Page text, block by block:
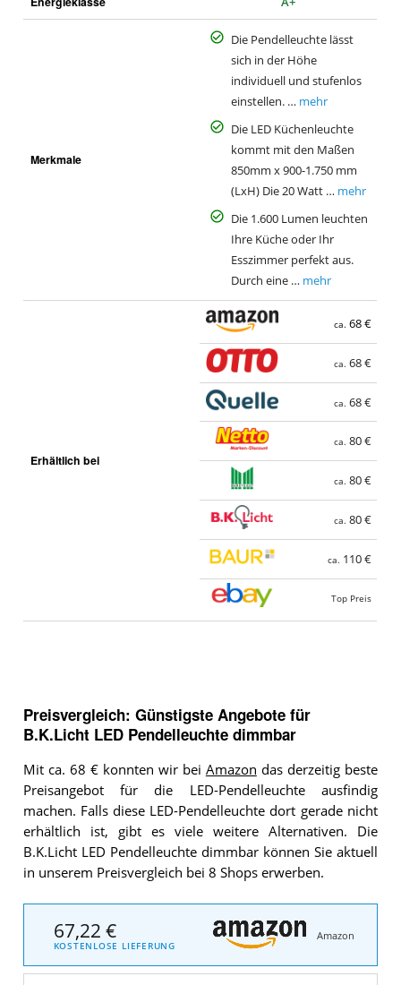
Merkmale
Die Pendelleuchte lässt
sich in der Höhe
individuell und stufenlos
einstellen. … mehr
Die LED Küchenleuchte
kommt mit den Maßen
850mm x 900-1.750 mm
(LxH) Die 20 Watt … mehr
Die 1.600 Lumen leuchten
Ihre Küche oder Ihr
Esszimmer perfekt aus.
Durch eine … mehr
Erhältlich bei
ca. 68 €
ca. 68 €
ca. 68 €
ca. 80 €
ca. 80 €
ca. 80 €
ca. 110 €
Top Preis
Preisvergleich: Günstigste Angebote für
B.K.Licht LED Pendelleuchte dimmbar
Mit ca. 68 € konnten wir bei Amazon das derzeitig beste
Preisangebot für die LED-Pendelleuchte ausfindig
machen. Falls diese LED-Pendelleuchte dort gerade nicht
erhältlich ist, gibt es viele weitere Alternativen. Die
B.K.Licht LED Pendelleuchte dimmbar können Sie aktuell
in unserem Preisvergleich bei 8 Shops erwerben.
67,22 €
KOSTENLOSE LIEFERUNG
Amazon